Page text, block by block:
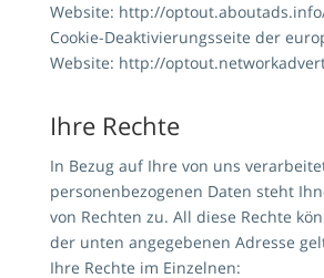
Website: http://
Cookie-Deaktivierungsseite der
Website: http://
Ihre Rechte
In Bezug auf Ihre von uns
personenbezogenen Daten steht
von Rechten zu. All diese Rechte
der unten angegebenen Adresse
Ihre Rechte im Einzelnen: